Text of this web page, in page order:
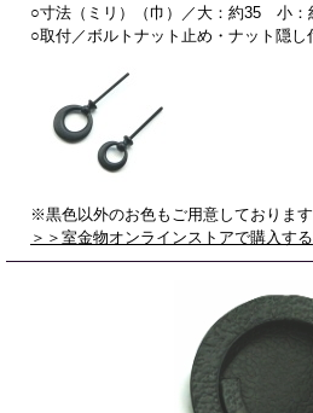
○寸法（ミリ）（巾）／大：約35 小：
○取付／ボルトナット止め・ナット隠し
※黒色以外のお色もご用意しております
＞＞室金物オンラインストアで購入する